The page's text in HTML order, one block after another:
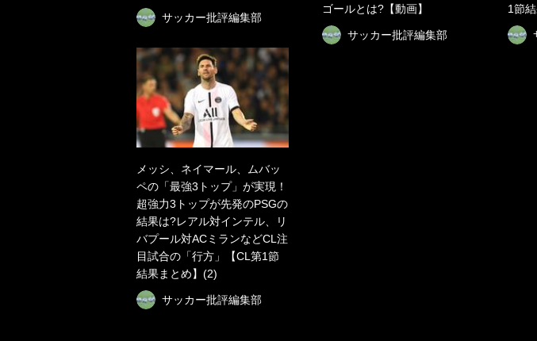
サッカー批評編集部
ゴールとは?【動画】
サッカー批評編集部
1節
メッシ、ネイマール、ムバッ
ペの「最強3トップ」が実現！
超強力3トップが先発のPSGの
結果は?レアル対インテル、リ
バプール対ACミランなどCL注
目試合の「行方」【CL第1節
結果まとめ】(2)
サッカー批評編集部